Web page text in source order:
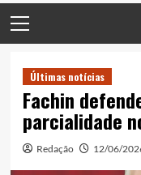
Menu
Últimas notícias
Fachin
parcialidade
Redação 12/06/